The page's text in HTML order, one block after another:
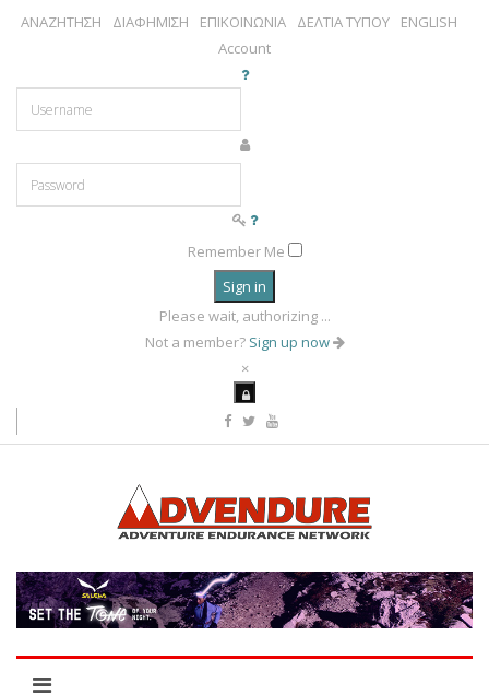
ΑΝΑΖΗΤΗΣΗ ΔΙΑΦΗΜΙΣΗ ΕΠΙΚΟΙΝΩΝΙΑ ΔΕΛΤΙΑ ΤΥΠΟΥ
ENGLISH
Account
Remember Me
Sign in
Please wait, authorizing ...
Not a member? Sign up now
×